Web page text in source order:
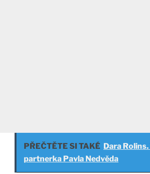
PŘEČTĚTE SI TAKÉ Dara
partnerka Pavla Nedvěda